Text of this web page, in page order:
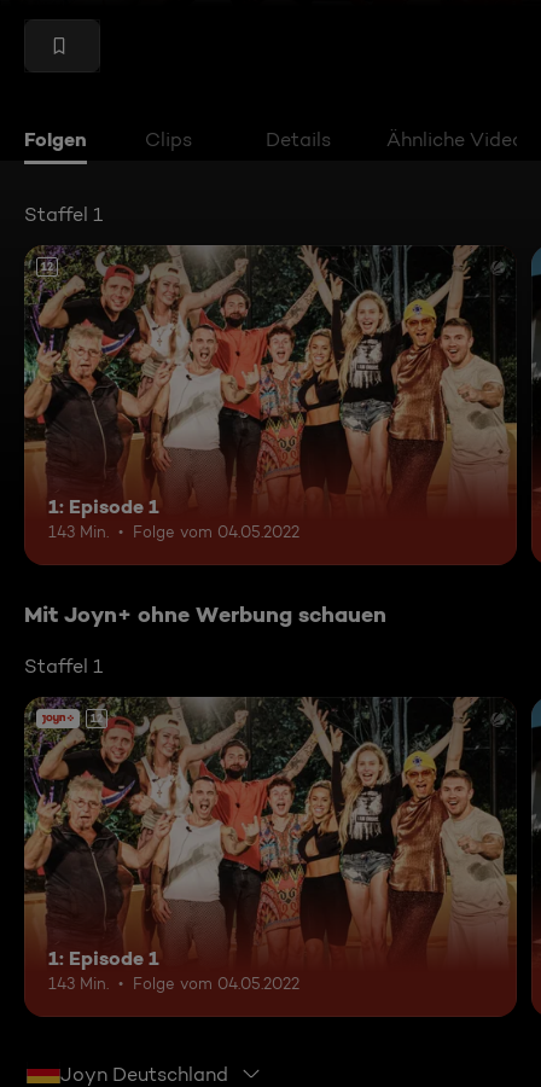
Folgen Clips Details Ähnliche Videos
Staffel 1
12
1: Episode 1
143 Min. Folge vom 04.05.2022
Mit Joyn+ ohne Werbung schauen
Staffel 1
12
1: Episode 1
143 Min. Folge vom 04.05.2022
Joyn Deutschland